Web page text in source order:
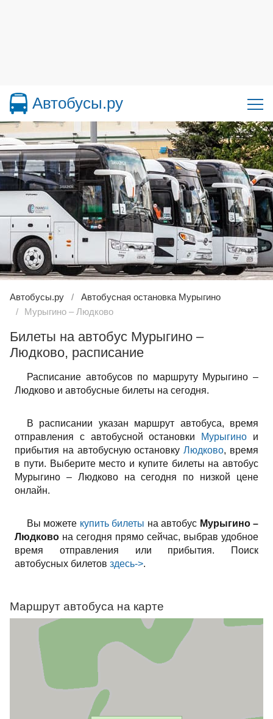
Автобусы.ру
Автобусы.ру
Автобусная остановка Мурыгино
Мурыгино – Людково
Билеты на автобус Мурыгино –
Людково, расписание
Расписание автобусов по маршруту Мурыгино –
Людково и автобусные билеты на сегодня.
В расписании указан маршрут автобуса, время
отправления с автобусной остановки
Мурыгино и
прибытия на автобусную остановкуЛюдково, время
в пути. Выберите место и купите билеты на автобус
Мурыгино – Людково на сегодня по низкой цене
онлайн.
Вы можете купить билеты на автобус Мурыгино –
Людково на сегодня прямо сейчас, выбрав удобное
время отправления или прибытия. Поиск
автобусных билетов здесь->.
Маршрут автобуса на карте